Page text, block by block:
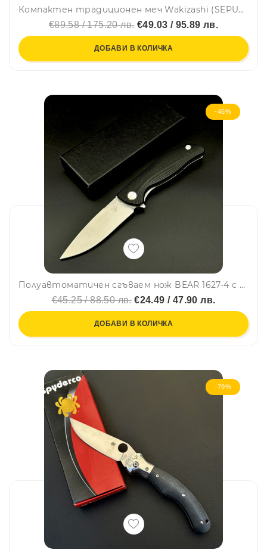
Компактен традиционен меч Wakizashi (SEPUKO) с дървена кания и уплетка, стомана 9Cr13Mov
€89.58 / 175.20 лв.€49.03 / 95.89 лв.
ДОБАВИ В КОЛИЧКА
-46%
Полуавтоматичен сгъваем нож BEAR 1627-4 с палец за отваряне, стомана D2, дръжка G10, кутия
€45.25 / 88.50 лв.€24.49 / 47.90 лв.
ДОБАВИ В КОЛИЧКА
-79%